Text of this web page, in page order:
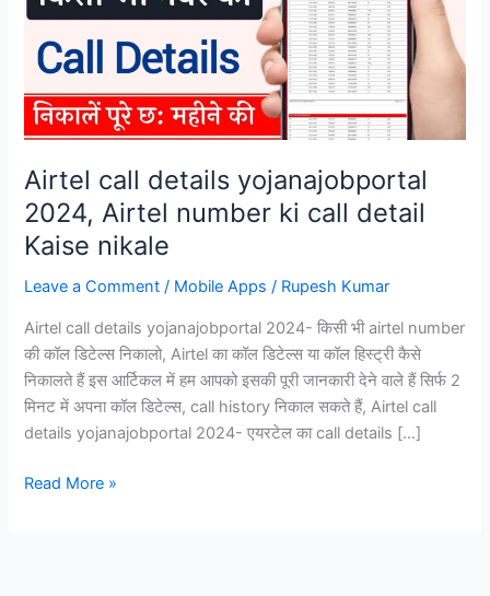
Airtel call details yojanajobportal
2024, Airtel number ki call detail
Kaise nikale
Leave a Comment / Mobile Apps / Rupesh Kumar
Airtel call details yojanajobportal 2024- किसी भी airtel number
की कॉल डिटेल्स निकालो, Airtel का कॉल डिटेल्स या कॉल हिस्ट्री कैसे
निकालते हैं इस आर्टिकल में हम आपको इसकी पूरी जानकारी देने वाले हैं सिर्फ 2
मिनट में अपना कॉल डिटेल्स, call history निकाल सकते हैं, Airtel call
details yojanajobportal 2024- एयरटेल का call details […]
Airtel
Read More »